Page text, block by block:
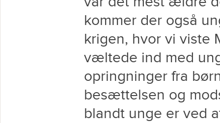
kommer der også
krigen, hvor vi viste
væltede ind med
opringninger fra
besættelsen og
blandt unge er ved